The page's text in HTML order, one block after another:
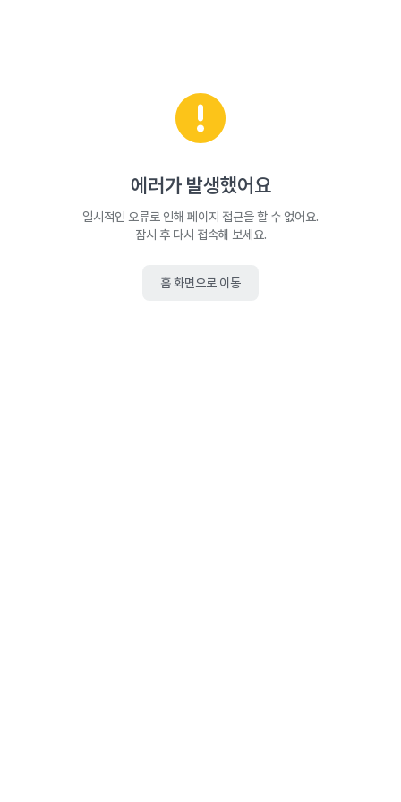
에러가 발생했어요
일시적인 오류로 인해 페이지 접근을 할 수 없어요.
잠시 후 다시 접속해 보세요.
홈 화면으로 이동